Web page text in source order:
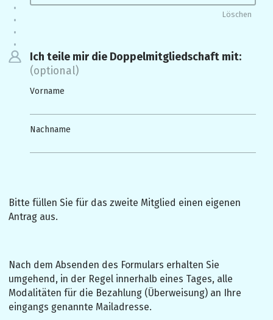
Löschen
Ich teile mir die Doppelmitgliedschaft mit:
(optional)
Vorname
Nachname
Bitte füllen Sie für das zweite Mitglied einen eigenen
Antrag aus.
Nach dem Absenden des Formulars erhalten Sie
umgehend, in der Regel innerhalb eines Tages, alle
Modalitäten für die Bezahlung (Überweisung) an Ihre
eingangs genannte Mailadresse.